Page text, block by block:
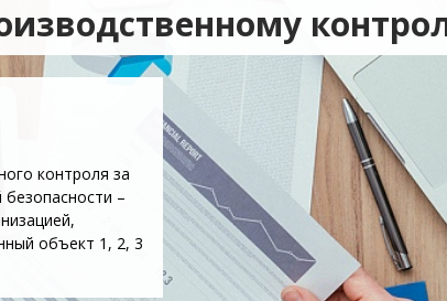
контроля за
–
объект 1, 2, 3